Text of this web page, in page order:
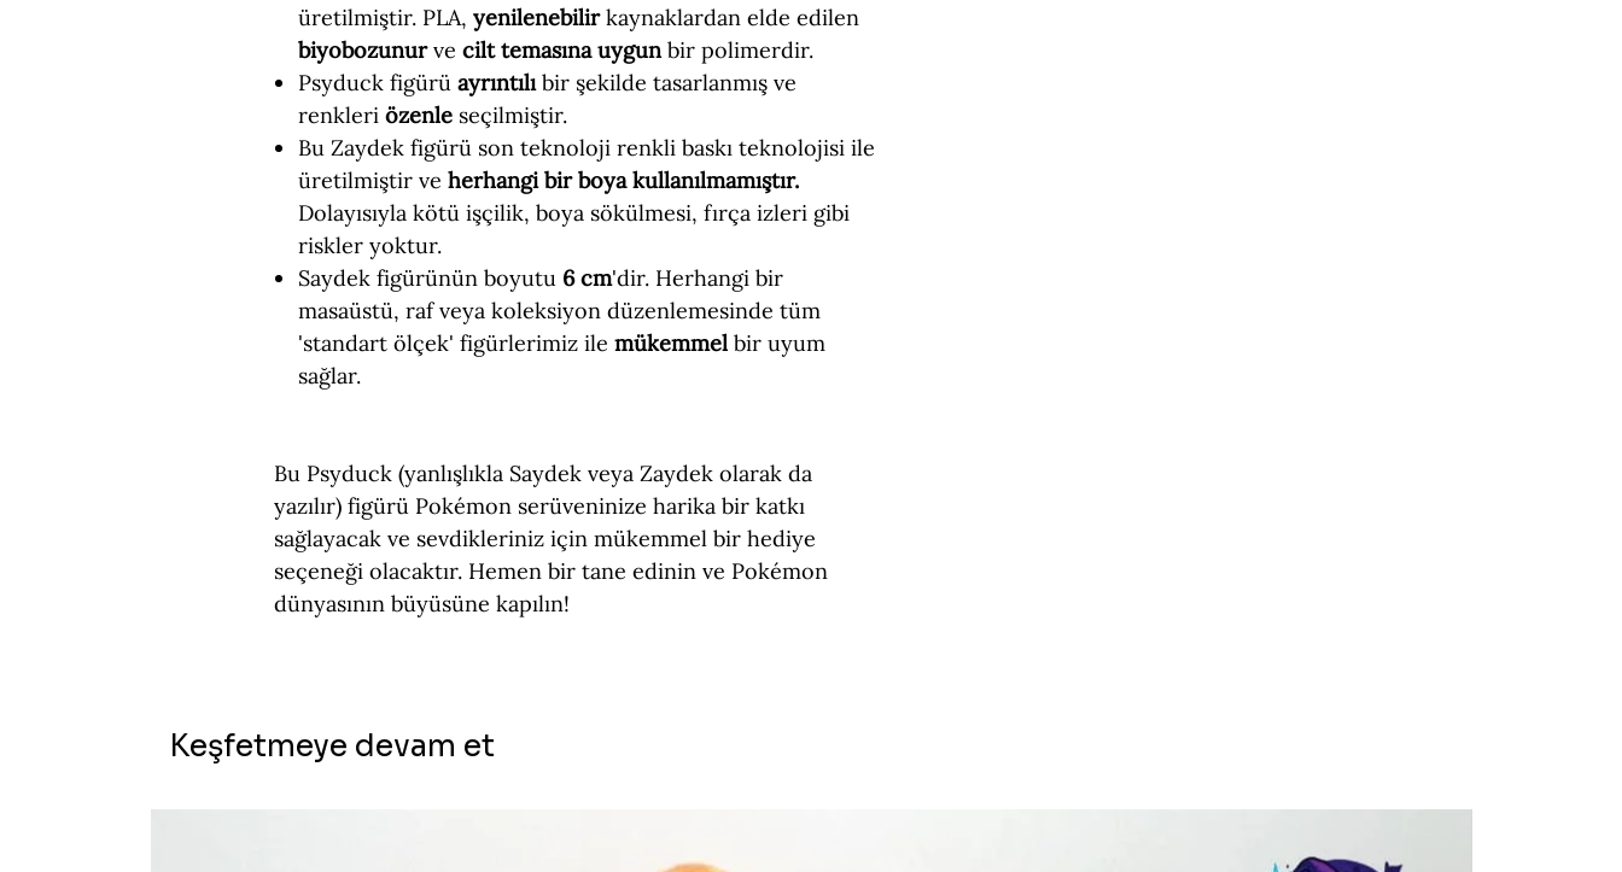
üretilmiştir. PLA, yenilenebilirkaynaklardan elde edilen
biyobozunurve cilt temasına uygunbir polimerdir.
Psyduck figürü ayrıntılıbir şekilde tasarlanmış ve
renkleri özenle seçilmiştir.
Bu Zaydek figürü son teknoloji renkli baskı teknolojisi ile
üretilmiştir ve herhangi bir boya kullanılmamıştır.
Dolayısıyla kötü işçilik, boya sökülmesi, fırça izleri gibi
riskler yoktur.
Saydek figürünün boyutu 6 cm'dir. Herhangi bir
masaüstü, raf veya koleksiyon düzenlemesinde tüm
'standart ölçek' figürlerimiz ile mükemmel bir uyum
sağlar.
Bu Psyduck (yanlışlıkla Saydek veya Zaydek olarak da
yazılır) figürü Pokémon serüveninize harika bir katkı
sağlayacak ve sevdikleriniz için mükemmel bir hediye
seçeneği olacaktır. Hemen bir tane edinin ve Pokémon
dünyasının büyüsüne kapılın!
Keşfetmeye devam et